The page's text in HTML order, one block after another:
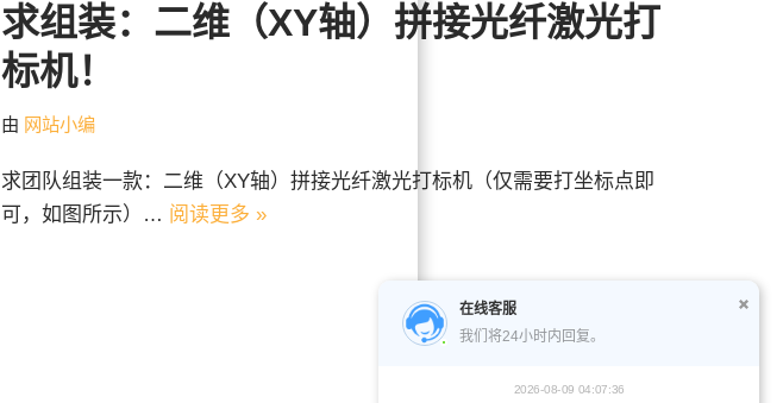
求组装：二维（XY轴）拼接光纤激光打
标机！
由 网站小编
求团队组装一款：二维（XY轴）拼接光纤激光打标机（仅需要打坐标点即
可，如图所示）… 阅读更多 »
在线客服
我们将24小时内回复。
2026-08-09 04:07:36